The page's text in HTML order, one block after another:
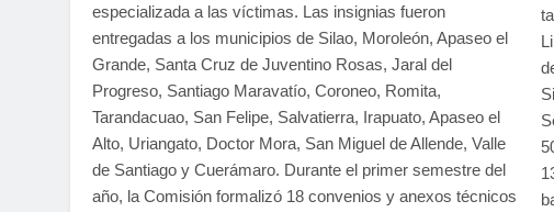
especializada a las víctimas. Las insignias fueron
entregadas a los municipios de Silao, Moroleón, Apaseo el
Grande, Santa Cruz de Juventino Rosas, Jaral del
Progreso, Santiago Maravatío, Coroneo, Romita,
Tarandacuao, San Felipe, Salvatierra, Irapuato, Apaseo el
Alto, Uriangato, Doctor Mora, San Miguel de Allende, Valle
de Santiago y Cuerámaro. Durante el primer semestre del
año, la Comisión formalizó 18 convenios y anexos técnicos